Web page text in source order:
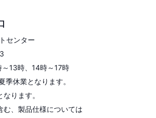
センター
13時、14時～17時
休業となります。
ります。
む、製品仕様については